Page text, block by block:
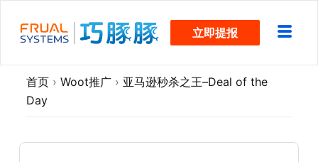
过
立即提报
首页 › Woot推广 › 亚马逊秒杀之王–Deal of the
Day